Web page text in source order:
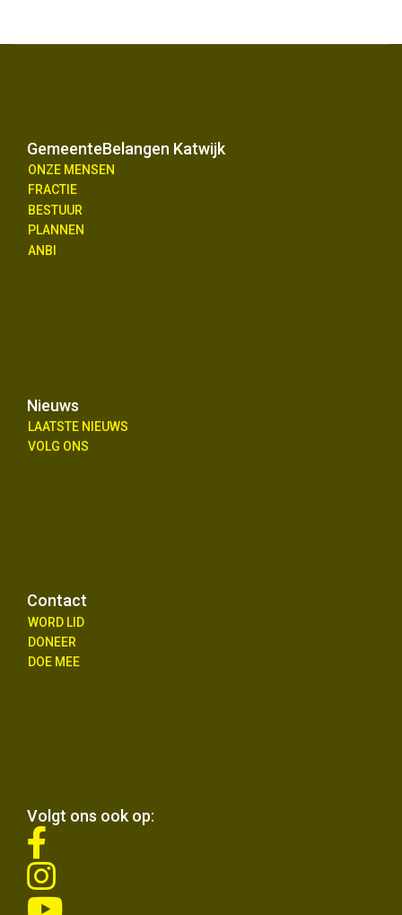
GemeenteBelangen Katwijk
ONZE MENSEN
FRACTIE
BESTUUR
PLANNEN
ANBI
Nieuws
LAATSTE NIEUWS
VOLG ONS
Contact
WORD LID
DONEER
DOE MEE
Volgt ons ook op:
facebook-
f
fab
fa-
instagram